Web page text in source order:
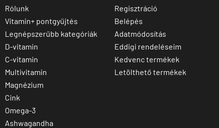
Rólunk
Vitamin+ pontgyűjtés
Legnépszerűbb kategóriák
D-vitamin
C-vitamin
Multivitamin
Magnézium
Cink
Omega-3
Ashwagandha
Regisztráció
Belépés
Adatmódosítás
Eddigi rendeléseim
Kedvenc termékek
Letölthető termékek